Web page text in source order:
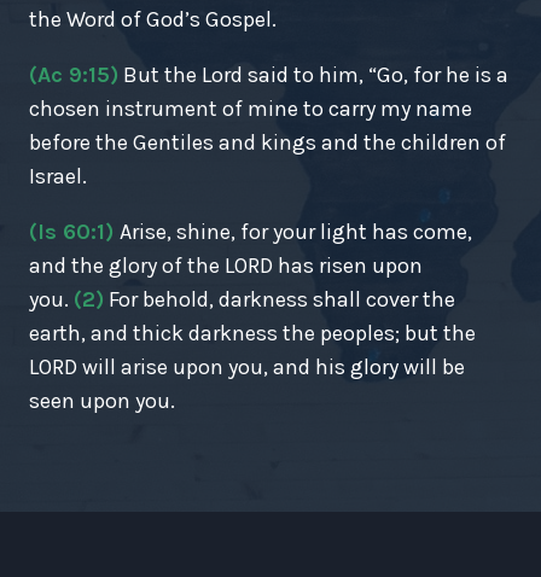
the Word of God’s Gospel.
(Ac 9:15) But the Lord said to him, “Go, for he is a
chosen instrument of mine to carry my name
before the Gentiles and kings and the children of
Israel.
(Is 60:1) Arise, shine, for your light has come,
and the glory of the LORD has risen upon
you. (2) For behold, darkness shall cover the
earth, and thick darkness the peoples; but the
LORD will arise upon you, and his glory will be
seen upon you.